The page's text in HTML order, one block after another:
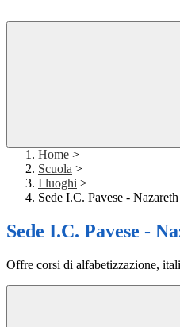
Home >
Scuola >
I luoghi >
Sede I.C. Pavese -
Sede I.C. Pavese -
Offre corsi di alfabetizzazione,